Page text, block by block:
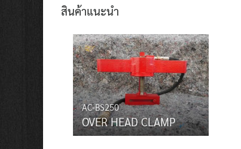
สินค้าแนะนำ
AC-BS250
OVER HEAD CLAMP